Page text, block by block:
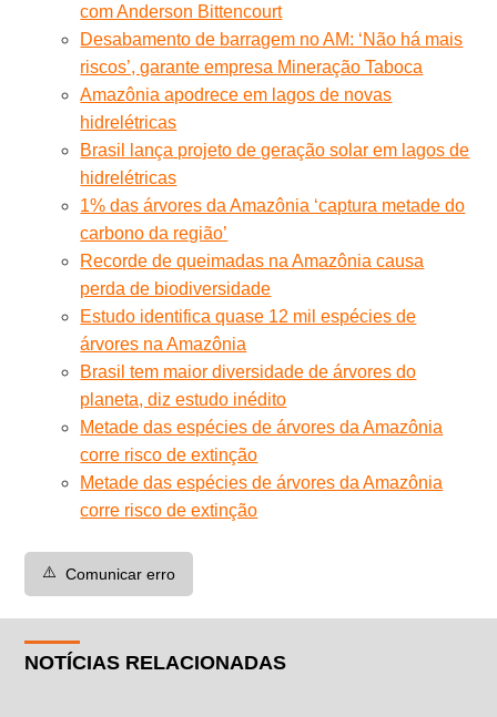
com Anderson Bittencourt
Desabamento de barragem no AM: ‘Não há mais
riscos’, garante empresa Mineração Taboca
Amazônia apodrece em lagos de novas
hidrelétricas
Brasil lança projeto de geração solar em lagos de
hidrelétricas
1% das árvores da Amazônia ‘captura metade do
carbono da região’
Recorde de queimadas na Amazônia causa
perda de biodiversidade
Estudo identifica quase 12 mil espécies de
árvores na Amazônia
Brasil tem maior diversidade de árvores do
planeta, diz estudo inédito
Metade das espécies de árvores da Amazônia
corre risco de extinção
Metade das espécies de árvores da Amazônia
corre risco de extinção
⚠️ Comunicar erro
NOTÍCIAS RELACIONADAS